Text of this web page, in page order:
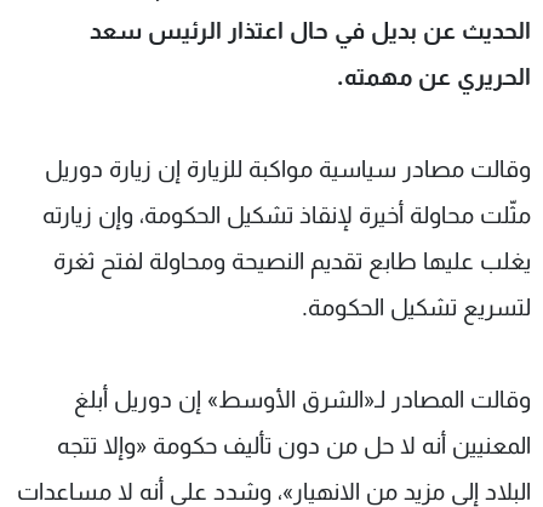
الحديث عن بديل في حال اعتذار الرئيس سعد
الحريري عن مهمته.
وقالت مصادر سياسية مواكبة للزيارة إن زيارة دوريل
مثّلت محاولة أخيرة لإنقاذ تشكيل الحكومة، وإن زيارته
يغلب عليها طابع تقديم النصيحة ومحاولة لفتح ثغرة
لتسريع تشكيل الحكومة.
وقالت المصادر لـ«الشرق الأوسط» إن دوريل أبلغ
المعنيين أنه لا حل من دون تأليف حكومة «وإلا تتجه
البلاد إلى مزيد من الانهيار»، وشدد على أنه لا مساعدات